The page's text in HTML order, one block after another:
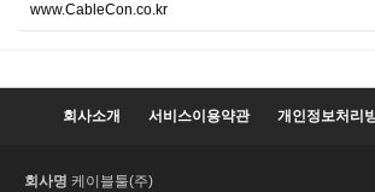
www.CableCon.co.kr
회사소개 서비스이용약관 개인정보처리
회사명 케이블툴(주)